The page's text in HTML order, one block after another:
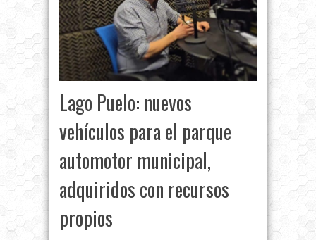
Lago Puelo: nuevos
vehículos para el parque
automotor municipal,
adquiridos con recursos
propios